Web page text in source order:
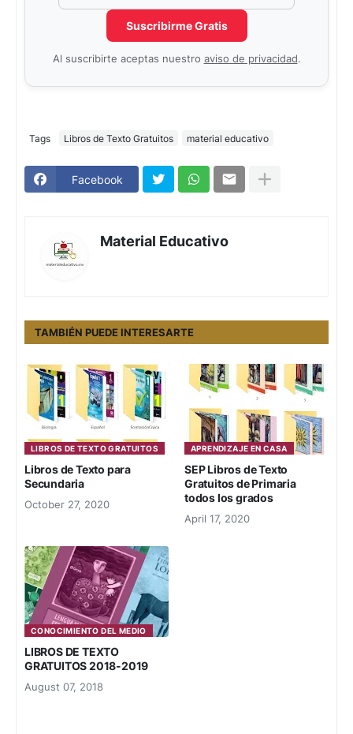
Suscribirme Gratis
Al suscribirte aceptas nuestro aviso de privacidad.
Tags Libros de Texto Gratuitos material educativo
Facebook
Material Educativo
TAMBIÉN PUEDE INTERESARTE
LIBROS DE TEXTO GRATUITOS
Libros de Texto para
Secundaria
October 27, 2020
APRENDIZAJE EN CASA
SEP Libros de Texto
Gratuitos de Primaria
todos los grados
April 17, 2020
CONOCIMIENTO DEL MEDIO
LIBROS DE TEXTO
GRATUITOS 2018-2019
August 07, 2018